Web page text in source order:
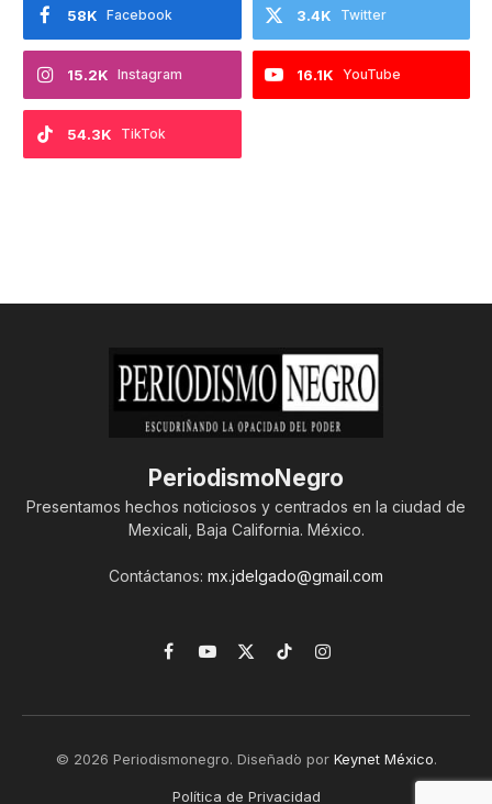
Facebook
58K Twitter
3.4K
Instagram
15.2K YouTube
16.1K
TikTok
54.3K
PeriodismoNegro
Presentamos hechos noticiosos y centrados en la ciudad de
Mexicali, Baja California. México.
Contáctanos: mx.jdelgado@gmail.com
Facebook
YouTube
X
TikTokInstagram
© 2026 Periodismonegro. Diseñado por Keynet México.
Política de Privacidad